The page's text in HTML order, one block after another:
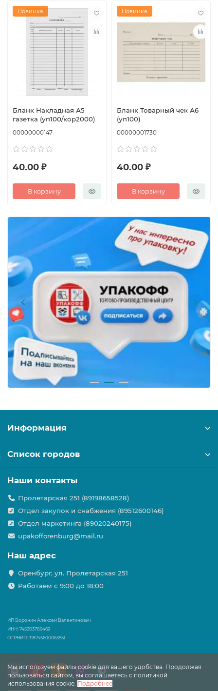
Новинка
Бланк Накладная А5
газетка (уп100/кор2000)
00000000147
40.00 ₽
В корзину
Новинка
Бланк Товарный чек А6
(уп100)
00000001730
40.00 ₽
В корзину
Мы используем файлы cookie для вашего удобства. Продолжая
пользоваться сайтом, вы соглашаетесь с политикой
использования cookie. Подробнее
Информация
Список городов
Наши контакты
Пролетарская 251 (89198658528)
Отдел закупок и снабжения (89512600146)
Отдел маркетинга (89020240175)
upakofforenburg@mail.ru
Наш адрес
Оренбург, ул. Пролетарская 251
Работаем с 9:00 до 18:00
ИП Воронин Алексей Валентинович
ИНН: 745303789469
ОГРНИП: 318745600063551